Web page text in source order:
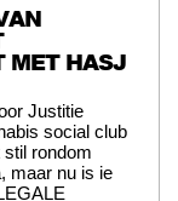
MET HASJ
Justitie
social club
rondom
maar nu is ie